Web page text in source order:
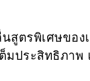
ตรพิเศษของ
ประสิทธิภาพ